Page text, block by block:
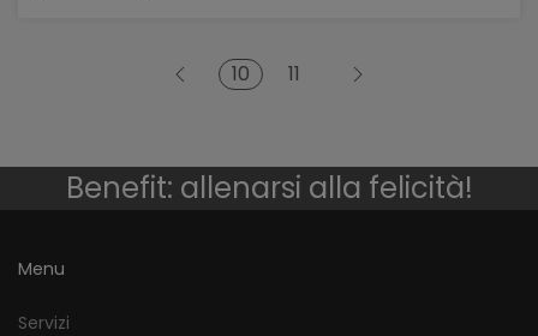
10 11
Benefit: allenarsi alla felicità!
Menu
Servizi